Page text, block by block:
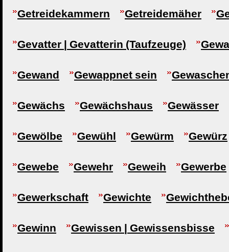
Getreidekammern Getreidemäher
Gevatter | Gevatterin (Taufzeuge)
Gewand Gewappnet sein
Gewächs Gewächshaus Gewässer
Gewölbe Gewühl Gewürm Gewürz
Gewebe Gewehr Geweih Gewerbe
Gewerkschaft Gewichte
Gewinn Gewissen | Gewissensbisse